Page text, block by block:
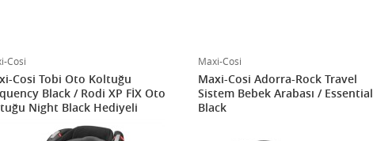
Cosi
Cosi Tobi Oto Koltuğu
Black / Rodi XP FİX Oto
Night Black Hediyeli
Maxi-Cosi
Maxi-Cosi Adorra-Rock Travel
Sistem Bebek Arabası / Essential
Black